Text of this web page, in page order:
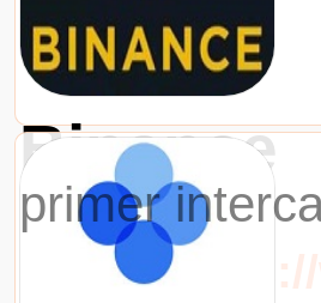
Binance
primer
URL：